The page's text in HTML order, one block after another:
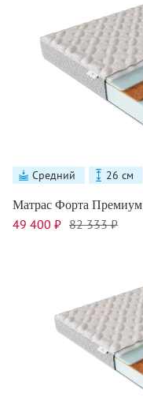
Средний 26 см
Матрас Форта Премиум
49 400 ₽ 82 333 ₽